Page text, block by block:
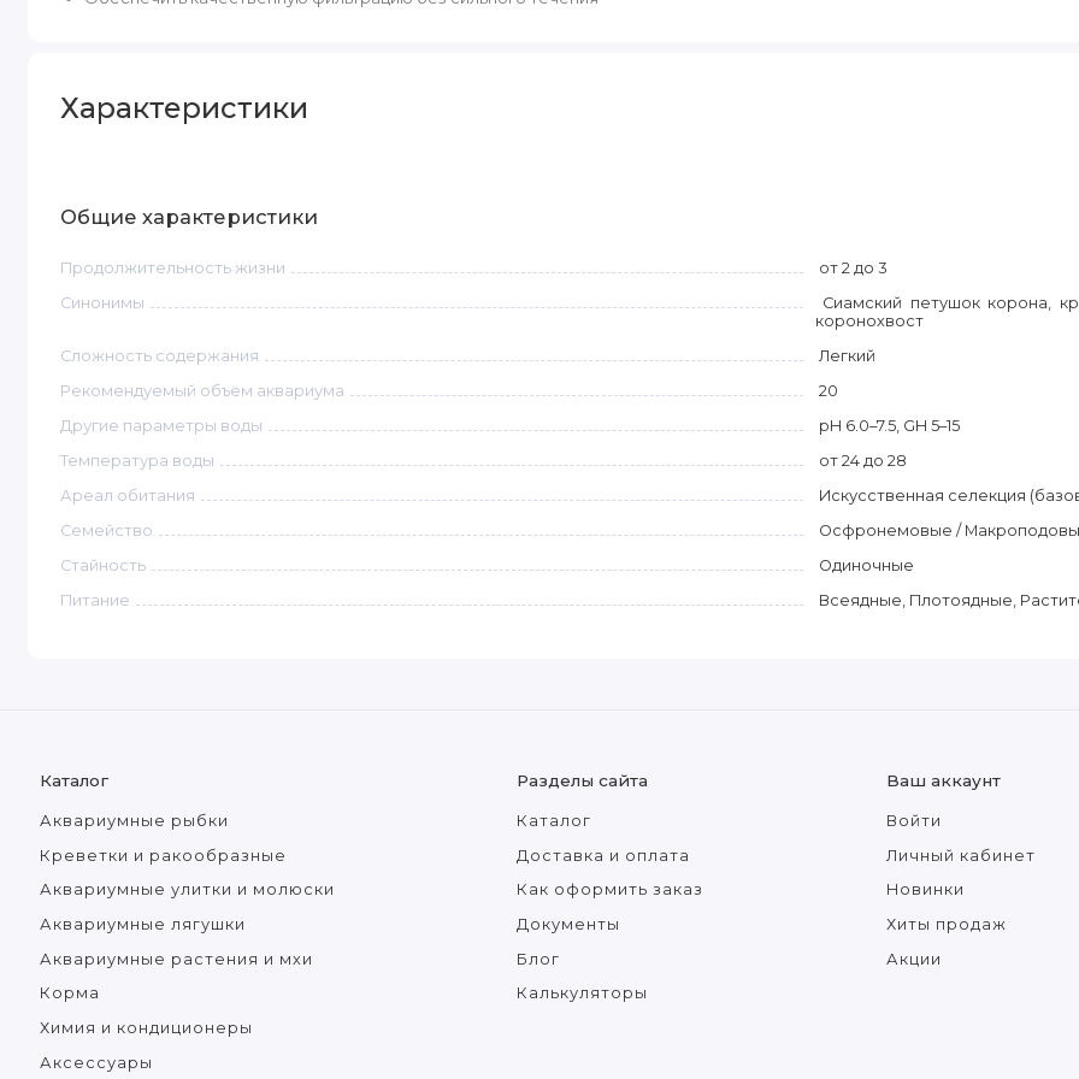
Характеристики
Общие характеристики
Продолжительность жизни
от 2 до 3
Синонимы
Сиамский петушок корона,
коронохвост
Сложность содержания
Легкий
Рекомендуемый объём аквариума
20
Другие параметры воды
pH 6.0–7.5, GH 5–15
Температура воды
от 24 до 28
Ареал обитания
Искусственная селекция
Семейство
Осфронемовые /
Стайность
Одиночные
Питание
Всеядные, Плотоядные,
Каталог
Аквариумные рыбки
Креветки и ракообразные
Аквариумные улитки и молюски
Аквариумные лягушки
Аквариумные растения и мхи
Корма
Химия и кондиционеры
Аксессуары
Разделы сайта
Каталог
Доставка и оплата
Как оформить заказ
Документы
Блог
Калькуляторы
Ваш аккаунт
Войти
Личный кабинет
Новинки
Хиты продаж
Акции